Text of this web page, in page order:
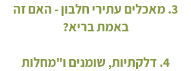
3. מאכלים עתירי חלבון - האם זה
באמת בריא?
4. דלקתיות, שומנים ו"מחלות